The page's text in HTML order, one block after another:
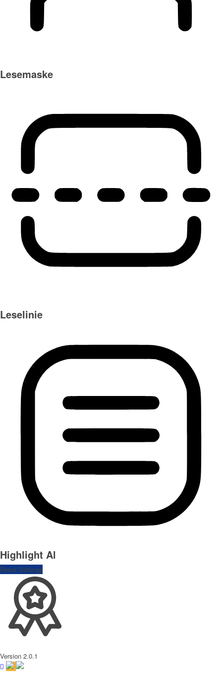
Lesemaske
Leselinie
Highlight Al
Reset Settings
Version 2.0.1